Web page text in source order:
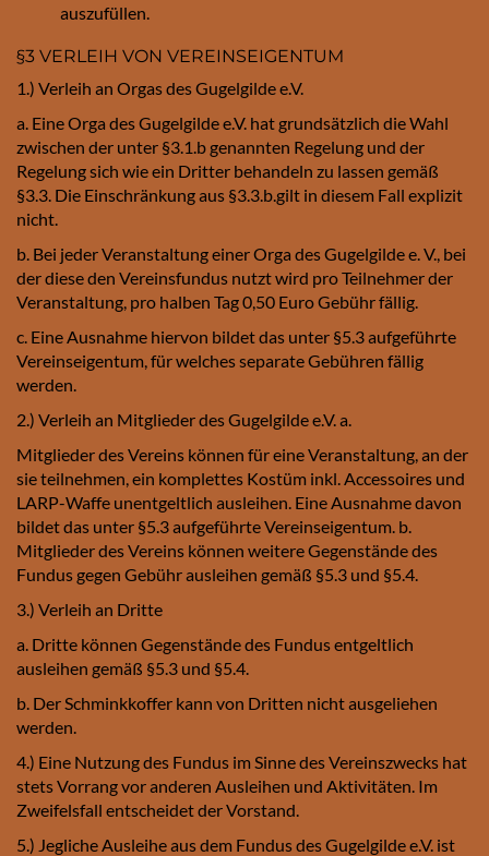
auszufüllen.
§3 VERLEIH VON VEREINSEIGENTUM
1.) Verleih an Orgas des Gugelgilde e.V.
a. Eine Orga des Gugelgilde e.V. hat grundsätzlich die Wahl
zwischen der unter §3.1.b genannten Regelung und der
Regelung sich wie ein Dritter behandeln zu lassen gemäß
§3.3. Die Einschränkung aus §3.3.b.gilt in diesem Fall explizit
nicht.
b. Bei jeder Veranstaltung einer Orga des Gugelgilde e. V., bei
der diese den Vereinsfundus nutzt wird pro Teilnehmer der
Veranstaltung, pro halben Tag 0,50 Euro Gebühr fällig.
c. Eine Ausnahme hiervon bildet das unter §5.3 aufgeführte
Vereinseigentum, für welches separate Gebühren fällig
werden.
2.) Verleih an Mitglieder des Gugelgilde e.V. a.
Mitglieder des Vereins können für eine Veranstaltung, an der
sie teilnehmen, ein komplettes Kostüm inkl. Accessoires und
LARP-Waffe unentgeltlich ausleihen. Eine Ausnahme davon
bildet das unter §5.3 aufgeführte Vereinseigentum. b.
Mitglieder des Vereins können weitere Gegenstände des
Fundus gegen Gebühr ausleihen gemäß §5.3 und §5.4.
3.) Verleih an Dritte
a. Dritte können Gegenstände des Fundus entgeltlich
ausleihen gemäß §5.3 und §5.4.
b. Der Schminkkoffer kann von Dritten nicht ausgeliehen
werden.
4.) Eine Nutzung des Fundus im Sinne des Vereinszwecks hat
stets Vorrang vor anderen Ausleihen und Aktivitäten. Im
Zweifelsfall entscheidet der Vorstand.
5.) Jegliche Ausleihe aus dem Fundus des Gugelgilde e.V. ist